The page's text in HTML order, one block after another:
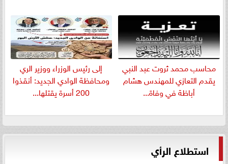
​محاسب محمد ثروت عبد النبي
يقدم التعازي للمهندس هشام
أباظة في وفاة...
إلى رئيس الوزراء ووزير الري
ومحافظة الوادي الجديد: أنقذوا
200 أسرة يقتلها...
استطلاع الرأي